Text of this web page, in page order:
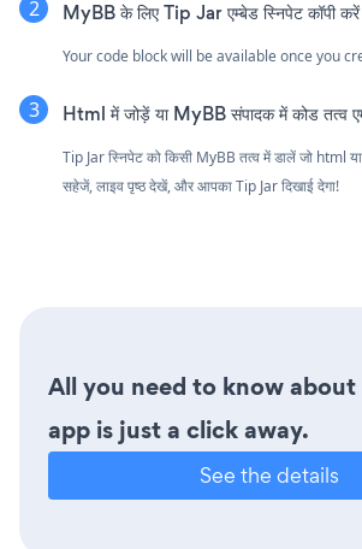
MyBB के लिए Tip Jar एम्बेड स्निपेट कॉपी करें
Your code block will be available once you
Html में जोड़ें या MyBB संपादक में कोड तत्व
Tip Jar स्निपेट को किसी MyBB तत्व में डालें जो html
सहेजें, लाइव पृष्ठ देखें, और आपका Tip Jar दिखाई देगा!
All you need to know about
app is just a click away.
See the details